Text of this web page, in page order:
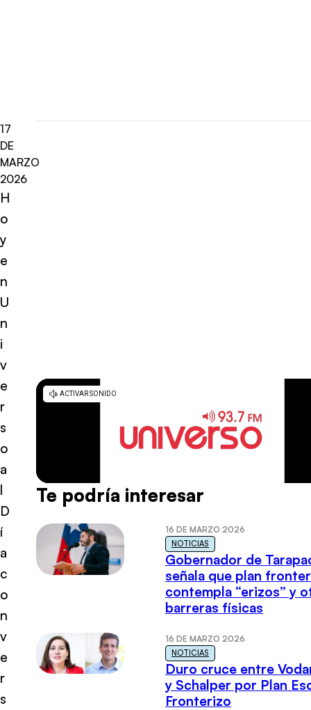
17
DE
MARZO
2026
H
o
y
e
n
U
n
i
v
e
r
s
o
a
l
D
í
a
c
o
n
v
e
r
s
Te podría interesar
16 DE MARZO 2026
NOTICIAS
Gobernador de
señala que plan
contempla “erizos” y
barreras físicas
16 DE MARZO 2026
NOTICIAS
Duro cruce entre
y Schalper por Plan
Fronterizo